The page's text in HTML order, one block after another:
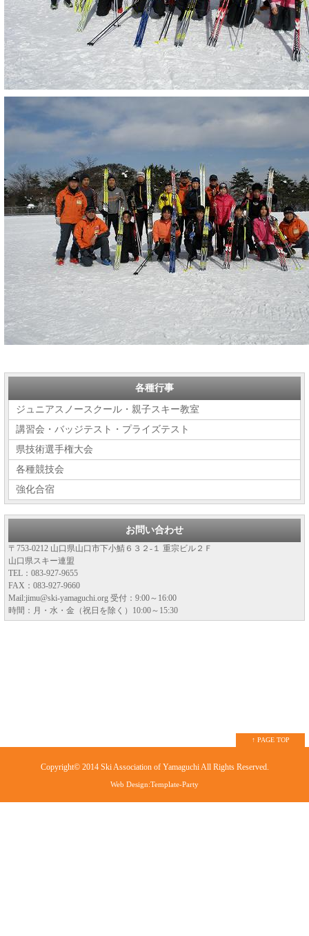
各種行事
ジュニアスノースクール・親子スキー教室
講習会・バッジテスト・プライズテスト
県技術選手権大会
各種競技会
強化合宿
お問い合わせ
〒753-0212 山口県山口市下小鯖６３２-１ 重宗ビル２Ｆ
山口県スキー連盟
TEL：083-927-9655
FAX：083-927-9660
Mail:jimu@ski-yamaguchi.org 受付：9:00～16:00
時間：月・水・金（祝日を除く）10:00～15:30
↑ PAGE TOP
Copyright© 2014 Ski Association of YamaguchiAll Rights Reserved.
Web Design:Template-Party